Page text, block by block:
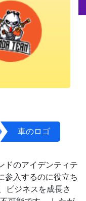
車のロゴ
ドのアイデンティテ
参入するのに役立ち
ビジネスを成長さ